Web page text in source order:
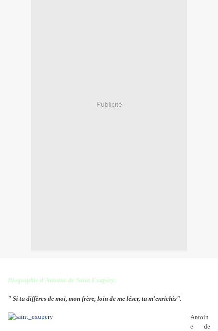
Publicité
Biographie d'Antoine de Saint Exupéry.
" Si tu diffères de moi, mon frère, loin de me léser, tu m'enrichis".
Antoin
e de